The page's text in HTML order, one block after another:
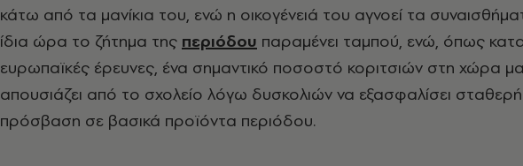
κάτω από τα μανίκια του, ενώ η οικογένειά του αγνοεί τα
ίδια ώρα το ζήτημα της περιόδου παραμένει ταμπού, ενώ, όπως
ευρωπαϊκές έρευνες, ένα σημαντικό ποσοστό κοριτσιών στη χώρα
απουσιάζει από το σχολείο λόγω δυσκολιών να εξασφαλίσει σταθερή
πρόσβαση σε βασικά προϊόντα περιόδου.